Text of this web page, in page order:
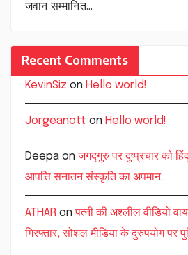
जवान सम्मानित…
Recent Comments
KevinSiz on Hello world!
Jorgeanott on Hello world!
Deepa onजगद्गुरु पर दुष्प्रचार को
आपत्ति सनातन संस्कृति का अपमान..
ATHAR onपत्नी की अश्लील वीडियो
गिरफ्तार, सोशल मीडिया के दुरुपयोग पर